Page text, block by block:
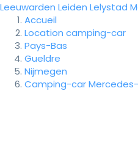
Leeuwarden Leiden Lelystad
Accueil
Location camping-car
Pays-Bas
Gueldre
Nijmegen
Camping-car Mercedes-